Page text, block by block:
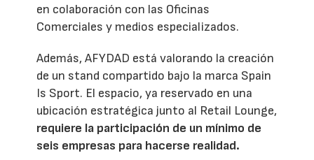
en colaboración con las Oficinas
Comerciales y medios especializados.
Además, AFYDAD está valorando la creación
de un stand compartido bajo la marca Spain
Is Sport. El espacio, ya reservado en una
ubicación estratégica junto al Retail Lounge,
requiere la participación de un mínimo de
seis empresas para hacerse realidad.